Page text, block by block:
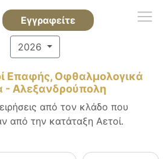
Εγγραφείτε
2026
Επαφής, Οφθαλμολογικά
- Αλεξανδρούπολη
από τον κλάδο που
από την κατάταξη Αετοί.